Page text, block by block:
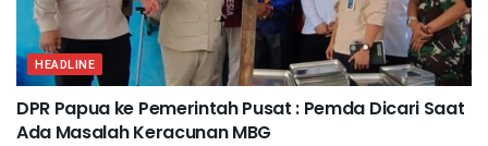
HEADLINE
DPR Papua ke Pemerintah Pusat : Pemda Dicari Saat
Ada Masalah Keracunan MBG